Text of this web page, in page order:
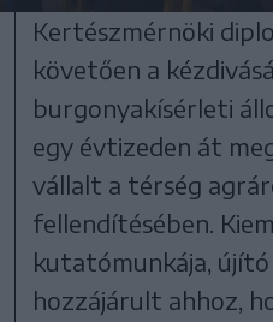
Kertészmérnöki
követően a
burgonyakísérleti
egy évtizeden át
vállalt a térség
fellendítésében.
kutatómunkája,
hozzájárult ahhoz,